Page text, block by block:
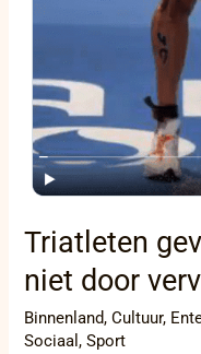
Triatleten
niet door
Binnenland,Cultuur,
Sociaal,Sport